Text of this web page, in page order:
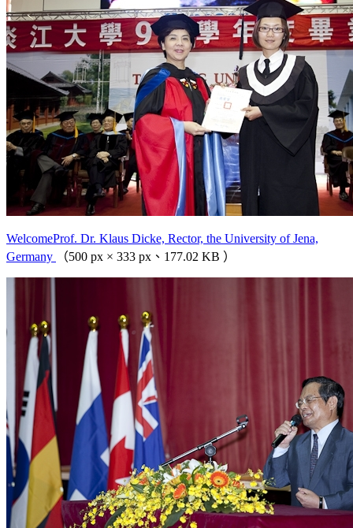
WelcomeProf. Dr. Klaus Dicke, Rector, the University of Jena,
Germany
（500 px × 333 px、177.02 KB ）